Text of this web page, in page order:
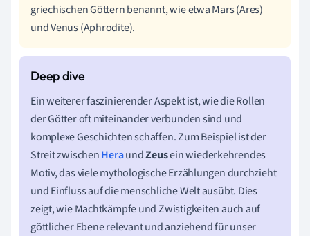
griechischen Göttern benannt, wie etwa Mars (Ares)
und Venus (Aphrodite).
Ein weiterer faszinierender Aspekt ist, wie die Rollen
der Götter oft miteinander verbunden sind und
komplexe Geschichten schaffen. Zum Beispiel ist der
Streit zwischenHeraundZeusein wiederkehrendes
Motiv, das viele mythologische Erzählungen durchzieht
und Einfluss auf die menschliche Welt ausübt. Dies
zeigt, wie Machtkämpfe und Zwistigkeiten auch auf
göttlicher Ebene relevant und anziehend für unser